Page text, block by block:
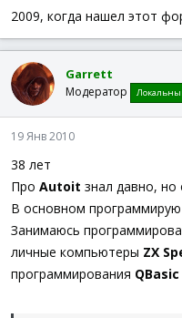
2009, когда нашел этот
Garrett
Модератор
19 Янв 2010
38 лет
Про Autoit знал давно, но
В основном
Занимаюсь
личные компьютеры ZX
программирования QBasic